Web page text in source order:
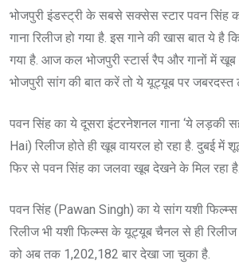
भोजपुरी इंडस्ट्री के सबसे सक्सेस स्टार पवन सिंह
गाना रिलीज हो गया है. इस गाने की खास बात ये है
गया है. आज कल भोजपुरी स्टार्स रैप और गानों में
भोजपुरी सांग की बात करें तो ये यूट्यूब पर जबरदस्त
पवन सिंह का ये दूसरा इंटरनेशनल गाना ‘ये लड़की
Hai) रिलीज होते ही खूब वायरल हो रहा है. दुबई में
फिर से पवन सिंह का जलवा खूब देखने के मिल रहा है.
पवन सिंह (Pawan Singh) का ये सांग यशी फिल्‍म्‍स
रिलीज भी यशी फिल्‍म्‍स के यूट्यूब चैनल से ही रिलीज
को अब तक 1,202,182 बार देखा जा चुका है.